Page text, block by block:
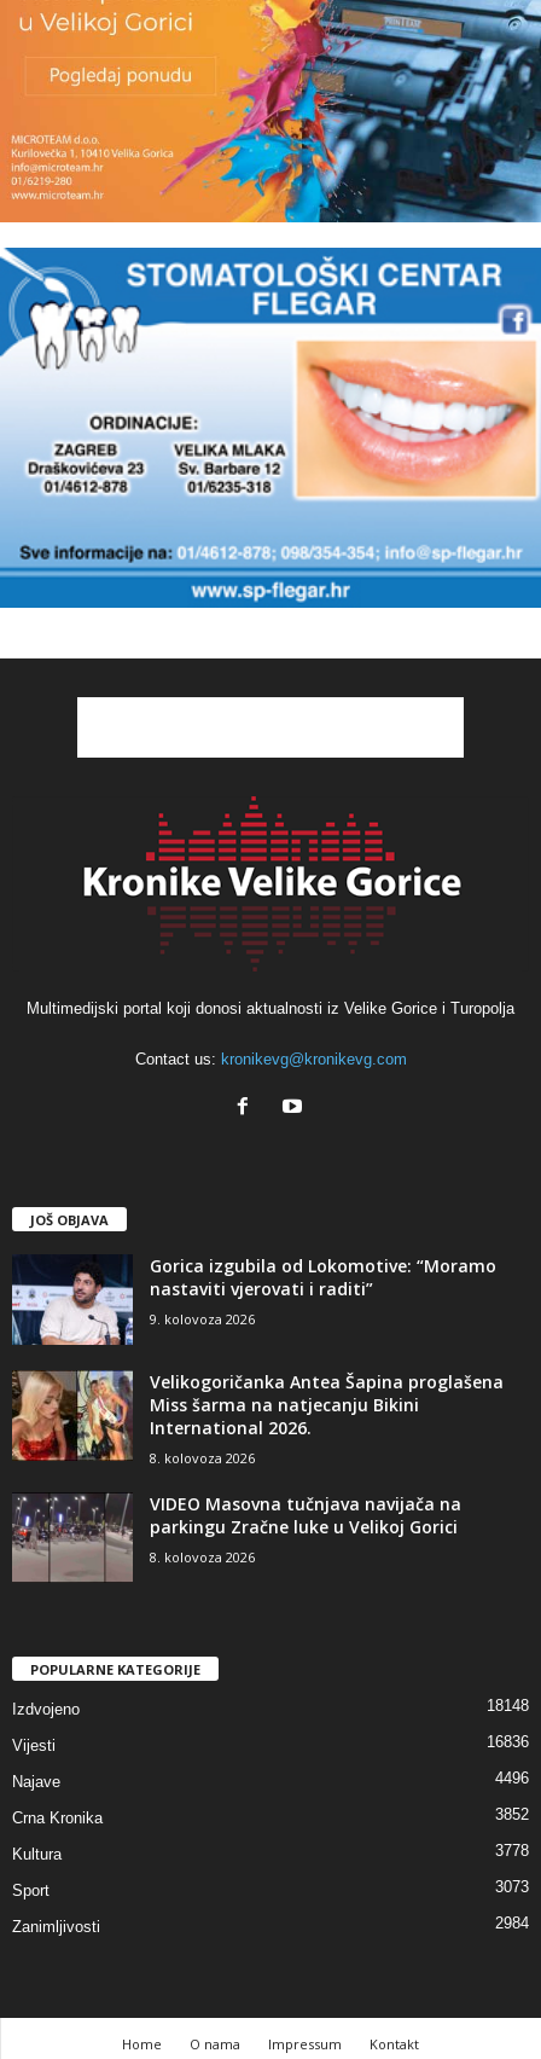
Multimedijski portal koji donosi aktualnosti iz Velike Gorice i Turopolja
Contact us: kronikevg@kronikevg.com
JOŠ OBJAVA
Gorica izgubila od Lokomotive: “Moramo
nastaviti vjerovati i raditi”
9. kolovoza 2026
Velikogoričanka Antea Šapina proglašena
Miss šarma na natjecanju Bikini
International 2026.
8. kolovoza 2026
VIDEO Masovna tučnjava navijača na
parkingu Zračne luke u Velikoj Gorici
8. kolovoza 2026
POPULARNE KATEGORIJE
Izdvojeno 18148
Vijesti 16836
Najave 4496
Crna Kronika 3852
Kultura 3778
Sport 3073
Zanimljivosti 2984
Home O nama Impressum Kontakt